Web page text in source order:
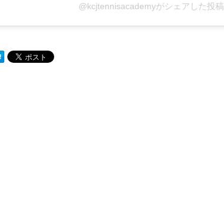
@kcjtennisacademyがシェアした投稿